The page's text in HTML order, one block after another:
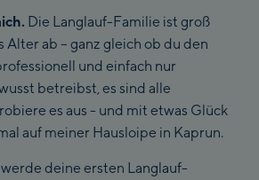
Die Langlauf-Familie ist groß
Alter ab – ganz gleich ob du den
und einfach nur
betreibst, es sind alle
es aus - und mit etwas Glück
auf meiner Hausloipe in Kaprun.
deine ersten Langlauf-